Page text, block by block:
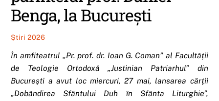
Benga, la Bucureşti
Știri 2026
În amfiteatrul „Pr. prof. dr. Ioan G. Coman” al Facultății
de Teologie Ortodoxă „Justinian Patriarhul” din
București a avut loc miercuri, 27 mai, lansarea cărții
„Dobândirea Sfântului Duh în Sfânta Liturghie”,